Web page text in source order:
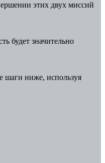
этих двух миссий
будет значительно
шаги ниже, используя